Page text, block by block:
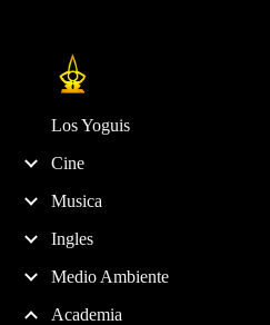
Los Yoguis
Cine
Musica
Ingles
Medio Ambiente
Academia